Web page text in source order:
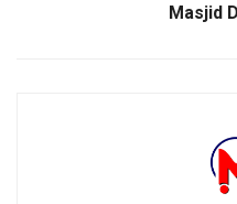
Masjid